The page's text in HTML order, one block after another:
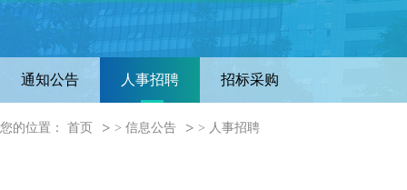
通知公告 人事招聘 招标采购
您的位置： 首页 > 信息公告 > 人事招聘